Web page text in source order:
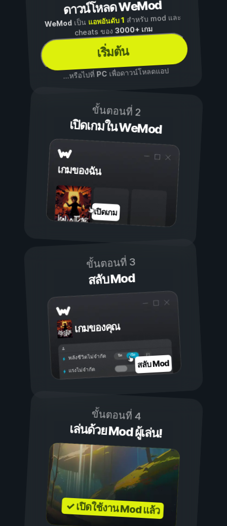
ดาวน์โหลด WeMod
WeModเป็น แอพอันดับ 1 สำหรับ mod และ
cheats ของ3000+ เกม
เริ่มต้น
...หรือไปที่ PCเพื่อดาวน์โหลดแอป
ขั้นตอนที่ 2
เปิดเกมใน WeMod
เกมของฉัน
เปิดเกม
ขั้นตอนที่ 3
สลับ Mod
เกมของคุณ
เปิด
ปิด
พลังชีวิตไม่จำกัด
แรงไม่จำกัด สลับ Mod
ขั้นตอนที่ 4
เล่นด้วย Mod ผู้เล่น!
✓ เปิดใช้งาน Mod แล้ว